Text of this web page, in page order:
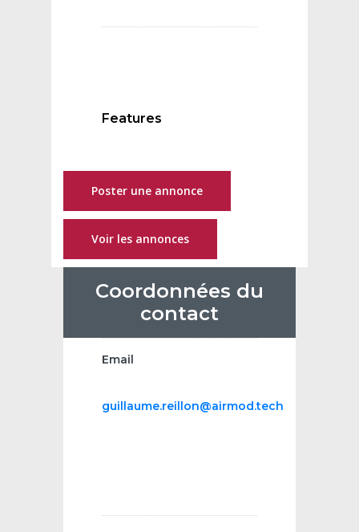
Features
Poster une annonce
Voir les annonces
Coordonnées du
contact
Email
guillaume.reillon@airmod.tech